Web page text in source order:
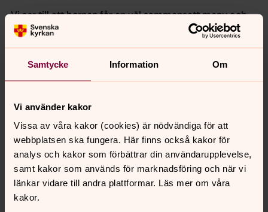
Samtycke Information Om
Vi använder kakor
Vissa av våra kakor (cookies) är nödvändiga för att
webbplatsen ska fungera. Här finns också kakor för
analys och kakor som förbättrar din användarupplevelse,
samt kakor som används för marknadsföring och när vi
länkar vidare till andra plattformar. Läs mer om våra
kakor.
Vi ser till att barnen får en väl sammansatt meny och
tillgång till frukt under dagens gång.
Under dessa stunder på dagen vill vi tillsammans med
barnen ha lugn och ro, då sker ingen lämning eller
hämtning.
Senast ändrad 8 juni 2020
Synpunkter eller frågor på sidans
innehåll?
burlov.forsamling@svenskakyrkan.se